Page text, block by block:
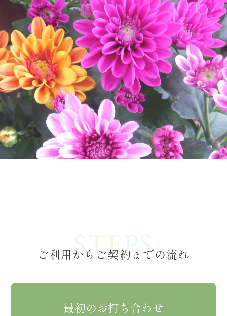
ご利用からご契約までの流れ
STEPS
最初のお打ち合わせ